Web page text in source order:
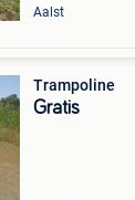
Aalst
Trampoline
Gratis